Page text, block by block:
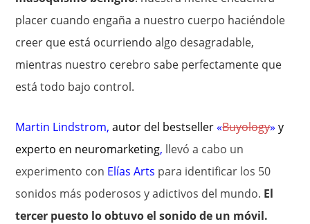
placer cuando engaña a nuestro cuerpo haciéndole
creer que está ocurriendo algo desagradable,
mientras nuestro cerebro sabe perfectamente que
está todo bajo control.
Martin Lindstrom,autor del bestseller«Buyology»y
experto en neuromarketing, llevó a cabo un
experimento con Elías Arts para identificar los 50
sonidos más poderosos y adictivos del mundo. El
tercer puesto lo obtuvo el sonido de un móvil.